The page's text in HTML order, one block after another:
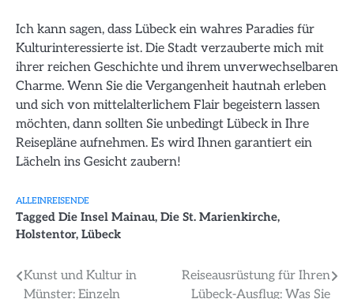
Ich kann sagen, dass Lübeck ein wahres Paradies für
Kulturinteressierte ist. Die Stadt verzauberte mich mit
ihrer reichen Geschichte und ihrem unverwechselbaren
Charme. Wenn Sie die Vergangenheit hautnah erleben
und sich von mittelalterlichem Flair begeistern lassen
möchten, dann sollten Sie unbedingt Lübeck in Ihre
Reisepläne aufnehmen. Es wird Ihnen garantiert ein
Lächeln ins Gesicht zaubern!
ALLEINREISENDE
Tagged Die Insel Mainau, Die St. Marienkirche,
Holstentor, Lübeck
Beitragsnavigation
Kunst und Kultur in
Münster: Einzeln
Reiseausrüstung für Ihren
Lübeck-Ausflug: Was Sie